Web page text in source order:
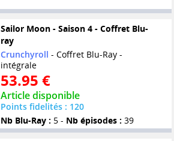
Sailor Moon - Saison 4 - Coffret Blu-
ray
Crunchyroll - Coffret Blu-Ray -
intégrale
53.95 €
Article disponible
Points fidelités : 120
Nb Blu-Ray : 5 - Nb épisodes : 39